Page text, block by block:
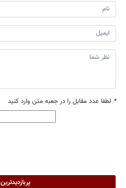
* لطفا عدد مقابل را در جعبه متن وارد کنید
پربازدیدترین